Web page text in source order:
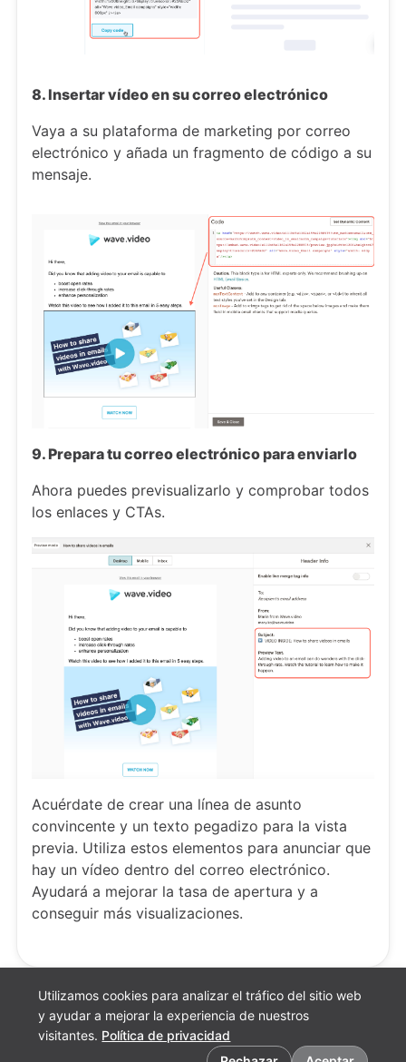
Utilizamos cookies para analizar el tráfico del sitio web
y ayudar a mejorar la experiencia de nuestros
visitantes. Política de privacidad
8. Insertar vídeo en su correo electrónico
Vaya a su plataforma de marketing por correo
electrónico y añada un fragmento de código a su
mensaje.
9. Prepara tu correo electrónico para enviarlo
Ahora puedes previsualizarlo y comprobar todos
los enlaces y CTAs.
Acuérdate de crear una línea de asunto
convincente y un texto pegadizo para la vista
previa. Utiliza estos elementos para anunciar que
hay un vídeo dentro del correo electrónico.
Ayudará a mejorar la tasa de apertura y a
conseguir más visualizaciones.
Preferencias de cookies